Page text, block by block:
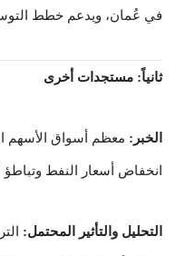
في عُمان، ويدعم خطط
ثانياً: مستجدات أخرى
الخبر: معظم أسواق الأسهم
انخفاض أسعار النفط وتباطؤ
التحليل والتأثير المحتمل: